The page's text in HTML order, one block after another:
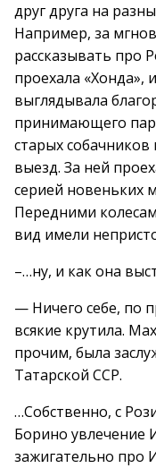
друг друга на
Например, за
рассказывать про
проехала «Хонда»,
выглядывала
принимающего
старых
выезд. За ней
серией новеньких
Передними
вид имели
–…ну, и как она
— Ничего себе, по
всякие крутила.
прочим, была
Татарской ССР.
…Собственно, с
Борино увлечение
зажигательно про